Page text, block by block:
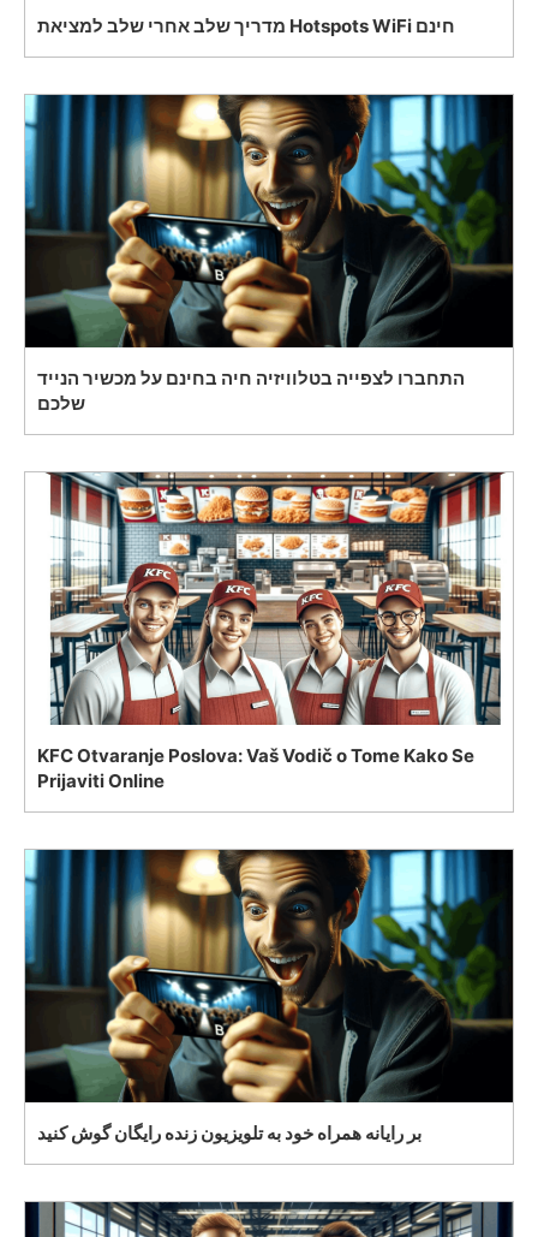
מדריך שלב אחרי שלב למציאת Hotspots WiFi חינם
התחברו לצפייה בטלוויזיה חיה בחינם על מכשיר הנייד
שלכם
KFC Otvaranje Poslova: Vaš Vodič o Tome Kako Se
Prijaviti Online
بر رایانه همراه خود به تلویزیون زنده رایگان گوش کنید